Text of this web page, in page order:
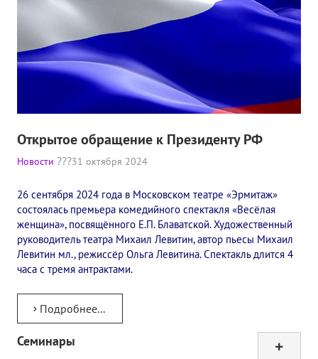
Открытое обращение к Президенту РФ
Новости 31 октября 2024
26 сентября 2024 года в Московском театре «Эрмитаж»
состоялась премьера комедийного спектакля «Весёлая
женщина», посвящённого Е.П. Блаватской. Художественный
руководитель театра Михаил Левитин, автор пьесы Михаил
Левитин мл., режиссёр Ольга Левитина. Спектакль длится 4
часа с тремя антрактами.
Подробнее...
Семинары